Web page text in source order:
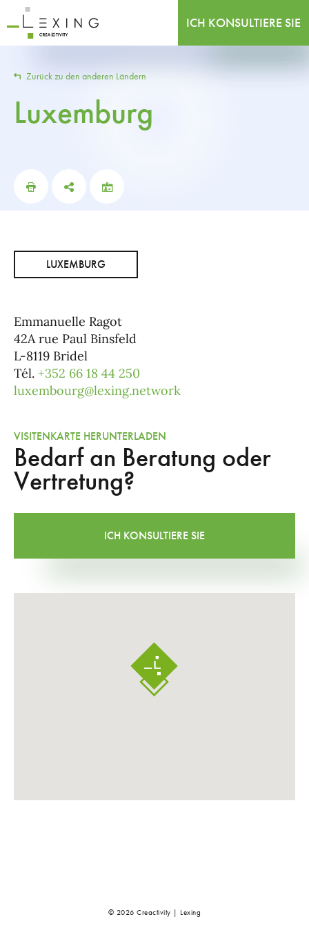
ICH KONSULTIERE SIE
Zurück zu den anderen Ländern
Luxemburg
Bedarf an Beratung oder
Vertretung?
ICH KONSULTIERE SIE
LUXEMBURG
Emmanuelle Ragot
42A rue Paul Binsfeld
L-8119 Bridel
Tél. +352 66 18 44 250
luxembourg@lexing.network
VISITENKARTE HERUNTERLADEN
© 2026 Creactivity | Lexing